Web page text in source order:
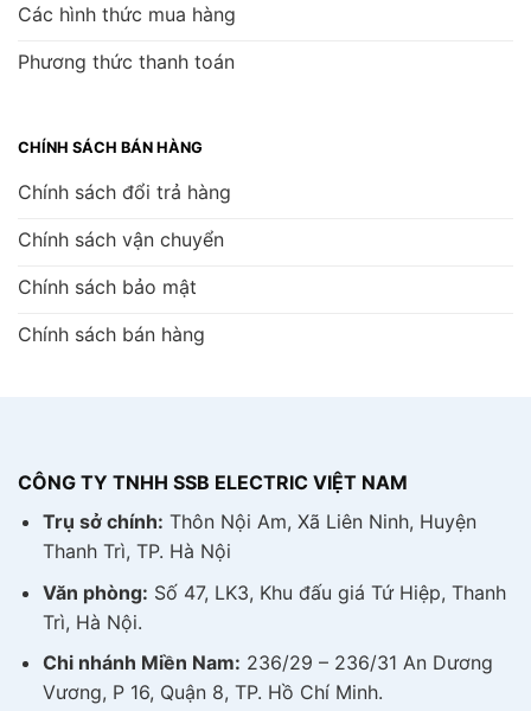
Các hình thức mua hàng
Phương thức thanh toán
CHÍNH SÁCH BÁN HÀNG
Chính sách đổi trả hàng
Chính sách vận chuyển
Chính sách bảo mật
Chính sách bán hàng
CÔNG TY TNHH SSB ELECTRIC VIỆT NAM
Trụ sở chính: Thôn Nội Am, Xã Liên Ninh, Huyện
Thanh Trì, TP. Hà Nội
Văn phòng: Số 47, LK3, Khu đấu giá Tứ Hiệp, Thanh
Trì, Hà Nội.
Chi nhánh Miền Nam: 236/29 – 236/31 An Dương
Vương, P 16, Quận 8, TP. Hồ Chí Minh.